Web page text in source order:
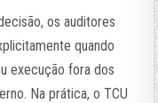
os auditores
quando
execução fora dos
Na prática, o TCU